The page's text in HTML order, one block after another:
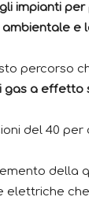
impianti per
e
percorso
gas a effetto
del 40 per
della
che